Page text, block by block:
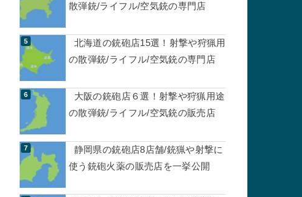
散弾銃/ライフル/空気銃の専門店
北海道の銃砲店15選！射撃や狩猟用
の散弾銃/ライフル/空気銃の専門店
大阪の銃砲店６選！射撃や狩猟用途
の散弾銃/ライフル/空気銃の販売店
静岡県の銃砲店8店舗/銃猟や射撃に
使う銃砲火薬の販売店を一挙公開